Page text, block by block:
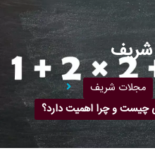
مجلات شریف
و چرا اهمیت دارد؟